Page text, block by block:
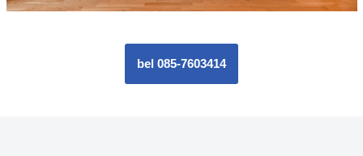
bel 085-7603414